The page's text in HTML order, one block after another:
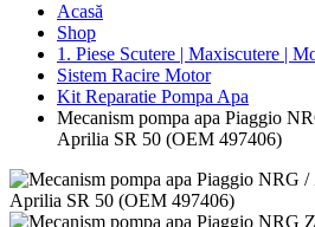
Acasă
Shop
1. Piese Scutere | Maxiscutere |
Sistem Racire Motor
Kit Reparatie Pompa Apa
Mecanism pompa apa Piaggio
Aprilia SR 50 (OEM 497406)